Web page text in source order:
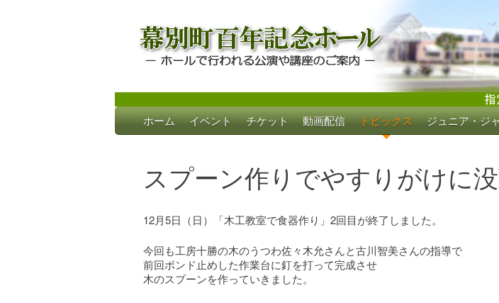
幕別町百年記念ホール
ホールで行われる公演や講座のご案内
Skip
to
ホーム イベント チケット 動画配信 トピックス ジュニア・ジ
スプーン作りでやすりがけに没
12月5日（日）「木工教室で食器作り」2回目が終了しました。
今回も工房十勝の木のうつわ佐々木允さんと古川智美さんの指導で
前回ボンド止めした作業台に釘を打って完成させ
木のスプーンを作っていきました。